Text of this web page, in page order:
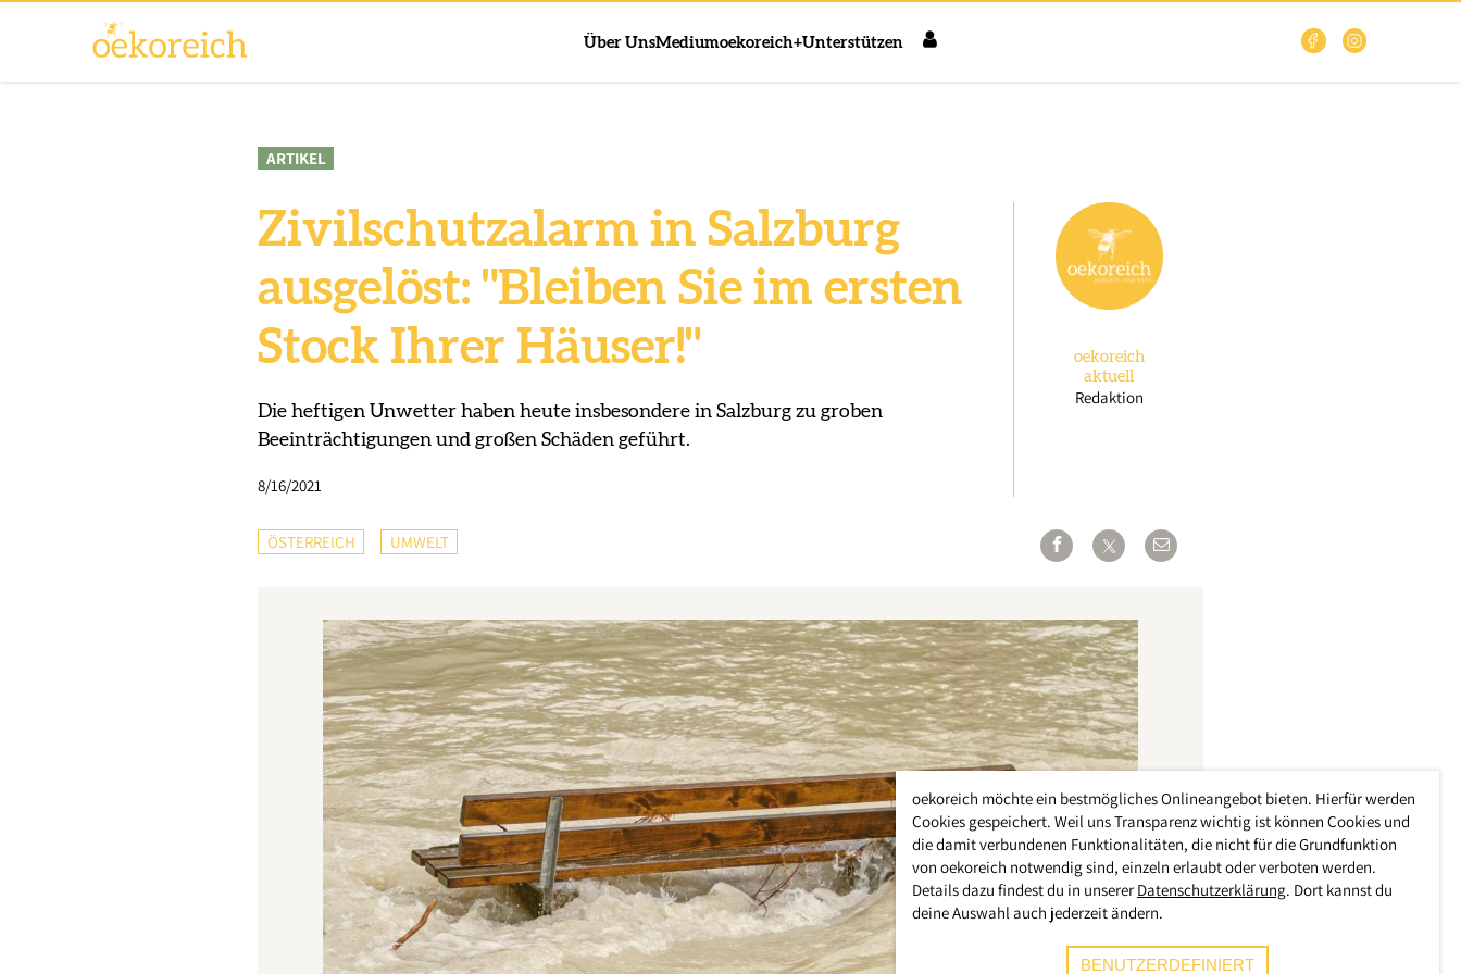
Über UnsMediumoekoreich+Unterstützen
ARTIKEL
Zivilschutzalarm in Salzburg
ausgelöst: "Bleiben Sie im ersten
Stock Ihrer Häuser!"
Die heftigen Unwetter haben heute insbesondere in Salzburg zu groben
Beeinträchtigungen und großen Schäden geführt.
8/16/2021
oekoreich
aktuell
Redaktion
ÖSTERREICH UMWELT
oekoreich möchte ein bestmögliches Onlineangebot bieten. Hierfür werden
Cookies gespeichert. Weil uns Transparenz wichtig ist können Cookies und
die damit verbundenen Funktionalitäten, die nicht für die Grundfunktion
von oekoreich notwendig sind, einzeln erlaubt oder verboten werden.
Details dazu findest du in unserer Datenschutzerklärung. Dort kannst du
deine Auswahl auch jederzeit ändern.
BENUTZERDEFINIERT